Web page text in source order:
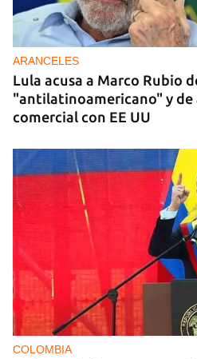
ARANCELES
Lula acusa a Marco Rubio
"antilatinoamericano" y
comercial con EE UU
COLOMBIA